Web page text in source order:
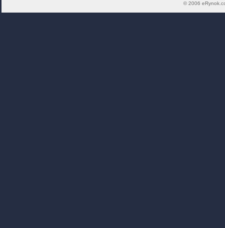
© 2006